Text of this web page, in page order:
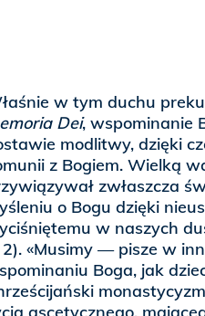
w tym duchu
Dei, wspominanie
modlitwy, dzięki
z Bogiem. Wielką
zwłaszcza
o Bogu dzięki
w naszych
2). «Musimy — pisze w
Boga, jak